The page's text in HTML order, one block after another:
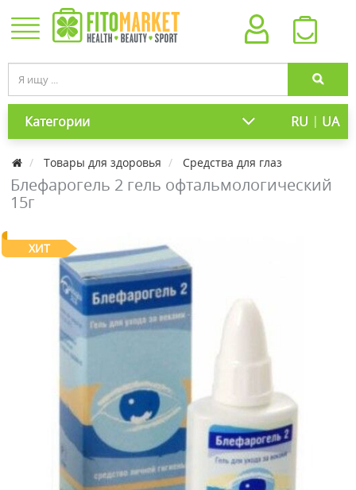
Категории RU | UA
Товары для здоровья Средства для глаз
Блефарогель 2 гель офтальмологический
15г
ХИТ